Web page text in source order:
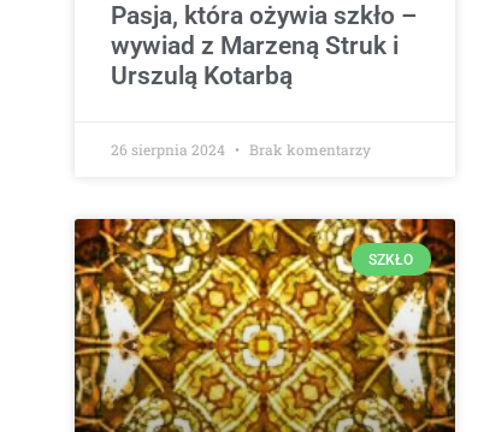
Pasja, która ożywia szkło –
wywiad z Marzeną Struk i
Urszulą Kotarbą
26 sierpnia 2024 Brak komentarzy
SZKŁO